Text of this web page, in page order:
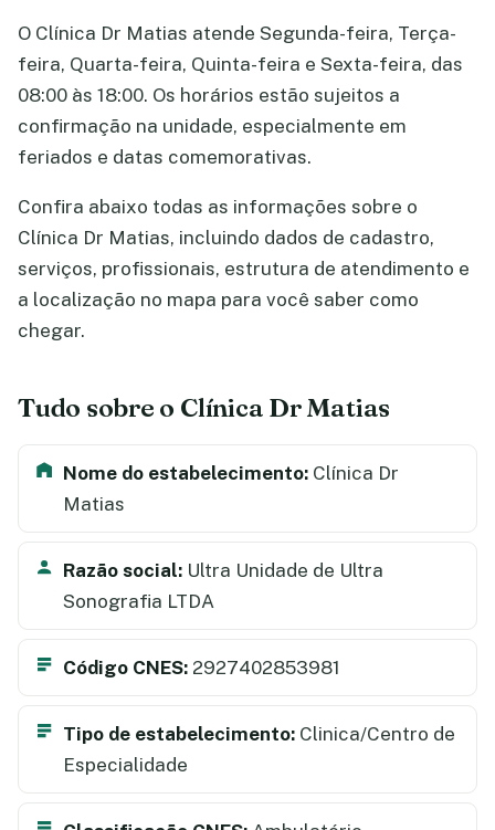
O Clínica Dr Matias atende Segunda-feira, Terça-
feira, Quarta-feira, Quinta-feira e Sexta-feira, das
08:00 às 18:00. Os horários estão sujeitos a
confirmação na unidade, especialmente em
feriados e datas comemorativas.
Confira abaixo todas as informações sobre o
Clínica Dr Matias, incluindo dados de cadastro,
serviços, profissionais, estrutura de atendimento e
a localização no mapa para você saber como
chegar.
Tudo sobre o Clínica Dr Matias
Nome do estabelecimento: Clínica Dr
Matias
Razão social: Ultra Unidade de Ultra
Sonografia LTDA
Código CNES: 2927402853981
Tipo de estabelecimento: Clinica/Centro de
Especialidade